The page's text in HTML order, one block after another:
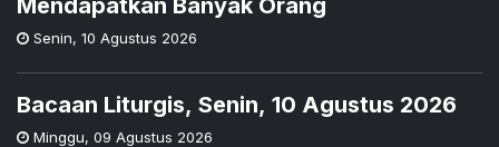
Senin, 10 Agustus 2026
Bacaan Liturgis, Senin, 10 Agustus 2026
Minggu, 09 Agustus 2026